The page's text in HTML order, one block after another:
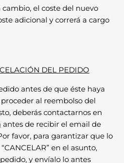
el coste del nuevo
adicional y correrá a cargo
DEL PEDIDO
antes de que éste haya
al reembolso del
deberás contactarnos en
antes de recibir el email de
favor, para garantizar que lo
en el asunto,
y envíalo lo antes